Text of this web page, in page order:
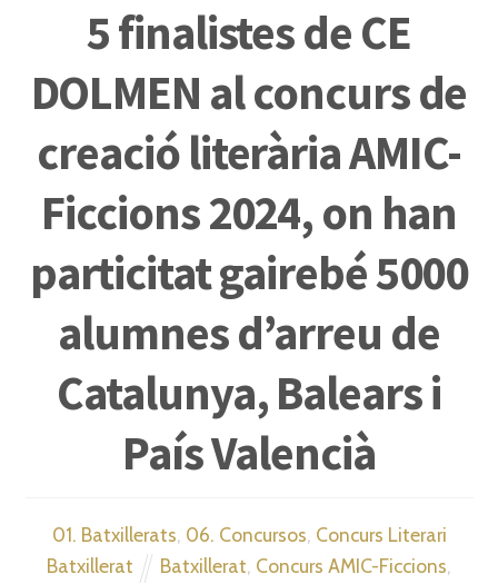
5 finalistes de CE
DOLMEN al concurs de
creació literària AMIC-
Ficcions 2024, on han
particitat gairebé 5000
alumnes d’arreu de
Catalunya, Balears i
País Valencià
01. Batxillerats 06. Concursos Concurs Literari
Batxillerat
Batxillerat Concurs AMIC-Ficcions